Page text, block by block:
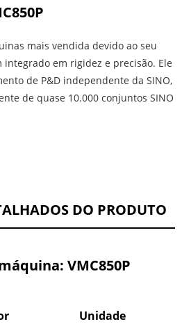
mais vendida devido ao seu
em rigidez e precisão. Ele
de P&D independente da SINO,
de quase 10.000 conjuntos SINO
DO PRODUTO
VMC850P
Unidade